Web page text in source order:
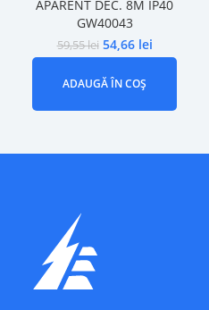
APARENT DEC. 8M IP40
GW40043
59,55lei 54,66 lei
ADAUGĂ ÎN COȘ